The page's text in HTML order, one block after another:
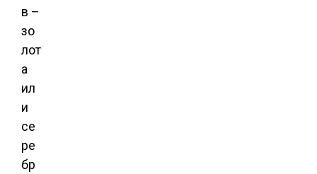
в –
зо
лот
а
ил
и
се
ре
бр